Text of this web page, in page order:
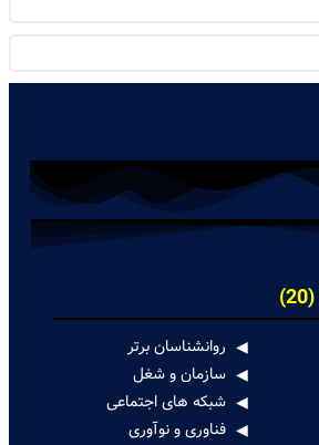
روانشناسان برتر
سازمان و شغل
شبکه های اجتماعی
فناوری و نوآوری